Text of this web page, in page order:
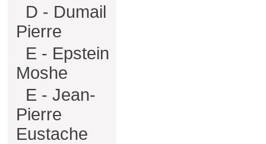
D - Dumail
Pierre
E - Epstein
Moshe
E - Jean-
Pierre
Eustache